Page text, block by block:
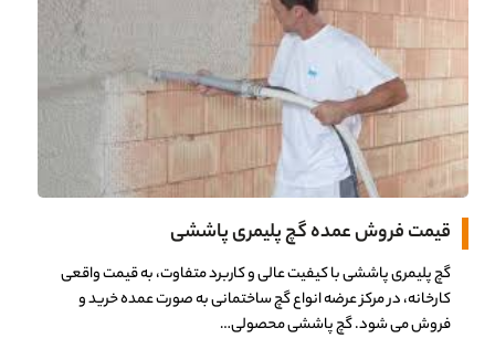
قیمت فروش عمده گچ پلیمری پاششی
گچ پلیمری پاششی با کیفیت عالی و کاربرد متفاوت، به قیمت واقعی
کارخانه، در مرکز عرضه انواع گچ ساختمانی به صورت عمده خرید و
فروش می شود. گچ پاششی محصولی…